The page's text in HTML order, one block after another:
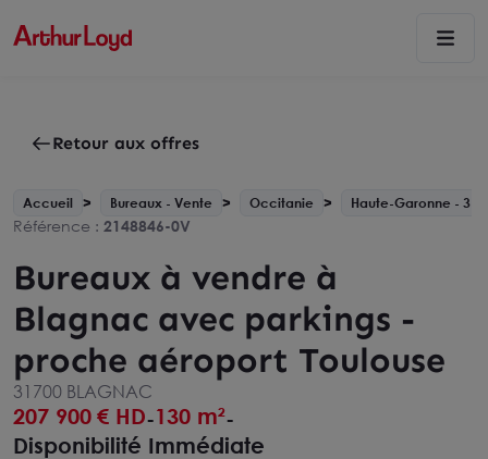
Retour aux offres
Accueil Bureaux - Vente Occitanie Haute-Garonne - 31
Référence : 2148846-0V
Bureaux à vendre à
Blagnac avec parkings -
proche aéroport Toulouse
31700 BLAGNAC
207 900 € HD-130 m²-
Disponibilité Immédiate